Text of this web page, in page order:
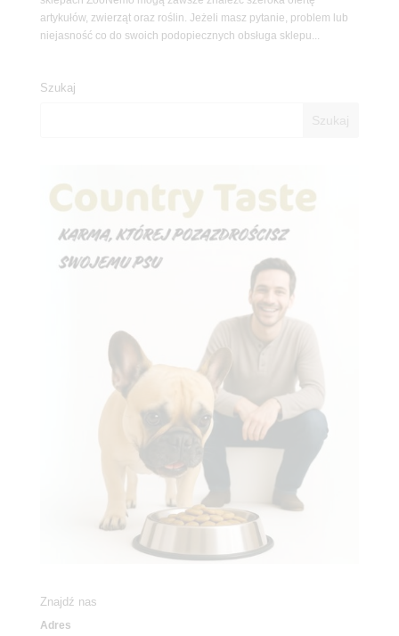
artykułów, zwierząt oraz roślin. Jeżeli masz pytanie, problem lub
niejasność co do swoich podopiecznych obsługa sklepu...
Szukaj
Znajdź nas
Adres